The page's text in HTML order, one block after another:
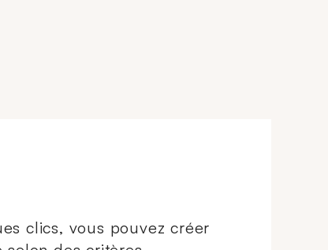
clics, vous pouvez créer